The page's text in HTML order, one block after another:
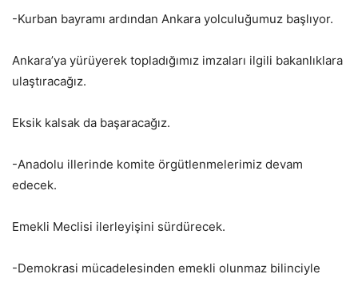
-Kurban bayramı ardından Ankara yolculuğumuz başlıyor.
Ankara’ya yürüyerek topladığımız imzaları ilgili bakanlıklara
ulaştıracağız.
Eksik kalsak da başaracağız.
-Anadolu illerinde komite örgütlenmelerimiz devam
edecek.
Emekli Meclisi ilerleyişini sürdürecek.
-Demokrasi mücadelesinden emekli olunmaz bilinciyle